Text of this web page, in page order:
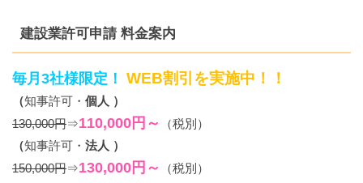
建設業許可申請 料金案内
毎月3社様限定！ WEB割引を実施中！！
（知事許可・ 個人 ）
130,000円⇒110,000円～
（税別）
（知事許可・ 法人 ）
150,000円⇒130,000円～ （税別）